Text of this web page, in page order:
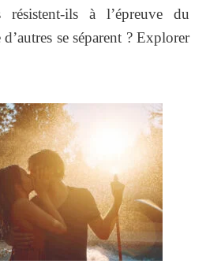
résistent-ils à l’épreuve du
se séparent ? Explorer